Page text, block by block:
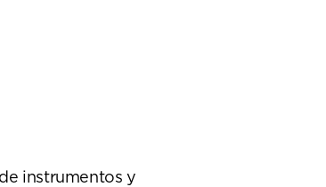
instrumentos y